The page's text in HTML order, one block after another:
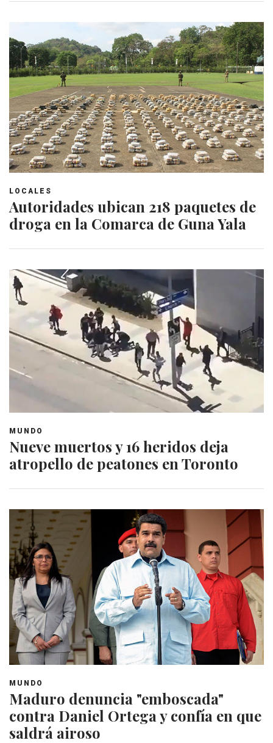
LOCALES
Autoridades ubican 218 paquetes de
droga en la Comarca de Guna Yala
MUNDO
Nueve muertos y 16 heridos deja
atropello de peatones en Toronto
MUNDO
Maduro denuncia "emboscada"
contra Daniel Ortega y confía en que
saldrá airoso